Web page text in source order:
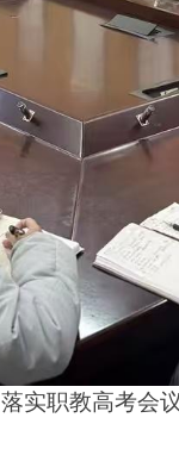
落实职教高考会